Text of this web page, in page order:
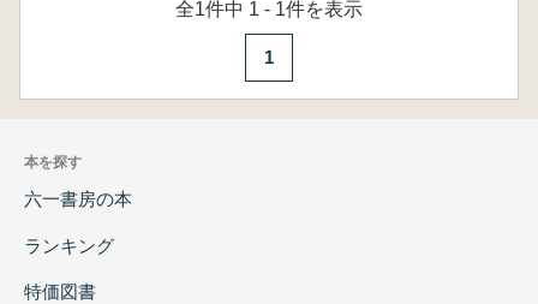
全1件中 1 - 1件を表示
1
本を探す
六一書房の本
ランキング
特価図書